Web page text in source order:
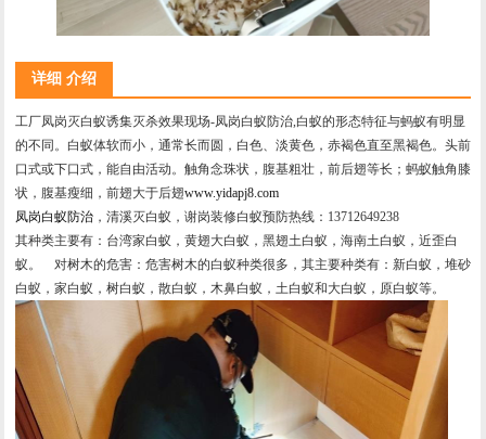
详细 介绍
工厂凤岗灭白蚁诱集灭杀效果现场-凤岗白蚁防治,白蚁的形态特征与蚂蚁有明显
的不同。白蚁体软而小，通常长而圆，白色、淡黄色，赤褐色直至黑褐色。头前
口式或下口式，能自由活动。触角念珠状，腹基粗壮，前后翅等长；蚂蚁触角膝
状，腹基瘦细，前翅大于后翅www.yidapj8.com
凤岗白蚁防治，清溪灭白蚁，谢岗装修白蚁预防热线：13712649238
其种类主要有：台湾家白蚁，黄翅大白蚁，黑翅土白蚁，海南土白蚁，近歪白
蚁。 对树木的危害：危害树木的白蚁种类很多，其主要种类有：新白蚁，堆砂
白蚁，家白蚁，树白蚁，散白蚁，木鼻白蚁，土白蚁和大白蚁，原白蚁等。